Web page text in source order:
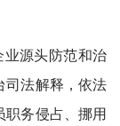
业源头防范和治
司法解释，依法
职务侵占、挪用